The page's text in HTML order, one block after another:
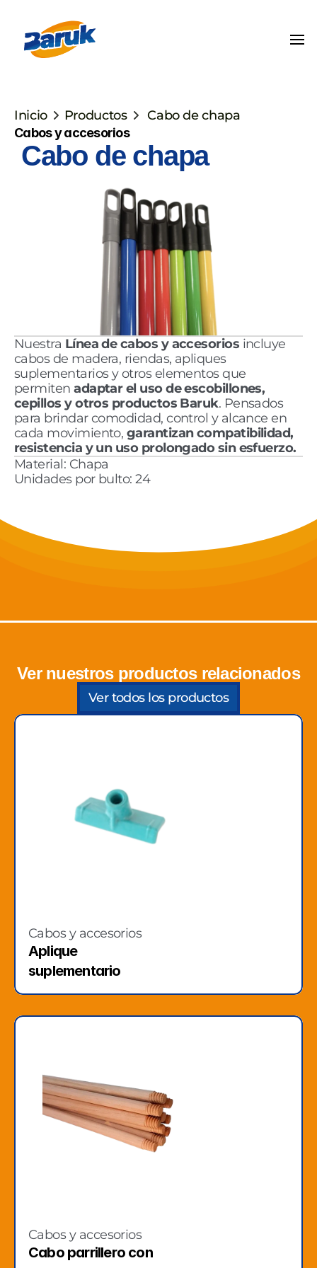
Cabos y accesorios
Cabo de chapa
Inicio Productos Cabo de chapa
Nuestra Línea de cabos y accesorios incluye
cabos de madera, riendas, apliques
suplementarios y otros elementos que
permiten adaptar el uso de escobillones,
cepillos y otros productos Baruk. Pensados
para brindar comodidad, control y alcance en
cada movimiento, garantizan compatibilidad,
resistencia y un uso prolongado sin esfuerzo.
Material: Chapa
Unidades por bulto: 24
Ver nuestros productos relacionados
Ver todos los productos
Cabos y accesorios
Aplique
suplementario
Cabos y accesorios
Cabo parrillero con